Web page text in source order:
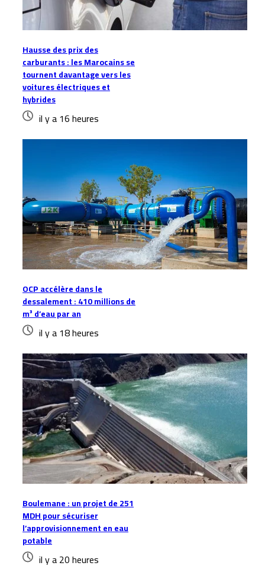
Hausse des prix des
carburants : les Marocains se
tournent davantage vers les
voitures électriques et
hybrides
il y a 16 heures
OCP accélère dans le
dessalement : 410 millions de
m³ d’eau par an
il y a 18 heures
Boulemane : un projet de 251
MDH pour sécuriser
l’approvisionnement en eau
potable
il y a 20 heures